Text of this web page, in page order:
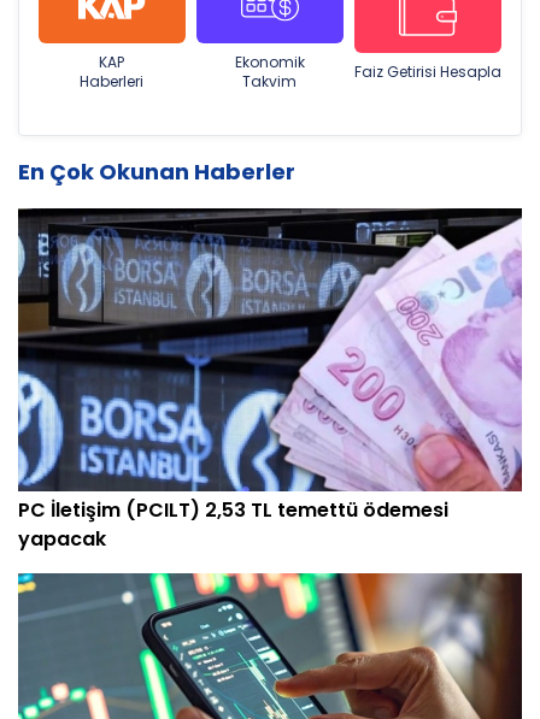
KAP
Haberleri
Ekonomik
Takvim
Faiz Getirisi Hesapla
En Çok Okunan Haberler
PC İletişim (PCILT) 2,53 TL temettü ödemesi
yapacak